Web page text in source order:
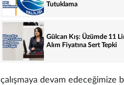
Tutuklama
Gülcan Kış: Üzümde 11
Alım Fiyatına Sert Tepki
çalışmaya devam edeceğimize